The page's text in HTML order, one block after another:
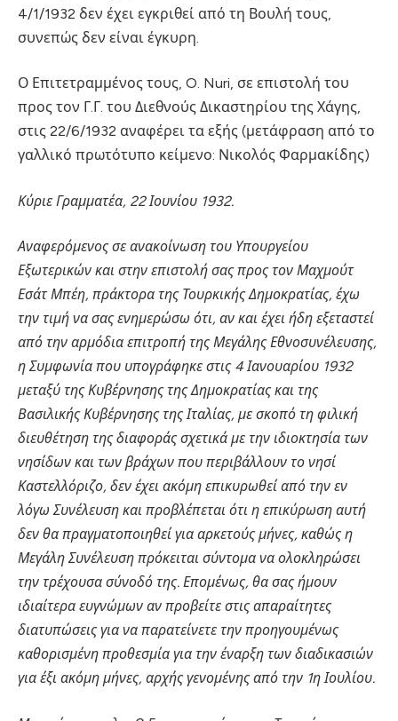
4/1/1932 δεν έχει εγκριθεί από τη Βουλή τους,
συνεπώς δεν είναι έγκυρη.
Ο Επιτετραμμένος τους, O. Nuri, σε επιστολή του
προς τον Γ.Γ. του Διεθνούς Δικαστηρίου της Χάγης,
στις 22/6/1932 αναφέρει τα εξής (μετάφραση από το
γαλλικό πρωτότυπο κείμενο: Νικολός Φαρμακίδης)
Κύριε Γραμματέα, 22 Ιουνίου 1932.
Αναφερόμενος σε ανακοίνωση του Υπουργείου
Εξωτερικών και στην επιστολή σας προς τον Μαχμούτ
Εσάτ Μπέη, πράκτορα της Τουρκικής Δημοκρατίας, έχω
την τιμή να σας ενημερώσω ότι, αν και έχει ήδη εξεταστεί
από την αρμόδια επιτροπή της Μεγάλης Εθνοσυνέλευσης,
η Συμφωνία που υπογράφηκε στις 4 Ιανουαρίου 1932
μεταξύ της Κυβέρνησης της Δημοκρατίας και της
Βασιλικής Κυβέρνησης της Ιταλίας, με σκοπό τη φιλική
διευθέτηση της διαφοράς σχετικά με την ιδιοκτησία των
νησίδων και των βράχων που περιβάλλουν το νησί
Καστελλόριζο, δεν έχει ακόμη επικυρωθεί από την εν
λόγω Συνέλευση και προβλέπεται ότι η επικύρωση αυτή
δεν θα πραγματοποιηθεί για αρκετούς μήνες, καθώς η
Μεγάλη Συνέλευση πρόκειται σύντομα να ολοκληρώσει
την τρέχουσα σύνοδό της. Επομένως, θα σας ήμουν
ιδιαίτερα ευγνώμων αν προβείτε στις απαραίτητες
διατυπώσεις για να παρατείνετε την προηγουμένως
καθορισμένη προθεσμία για την έναρξη των διαδικασιών
για έξι ακόμη μήνες, αρχής γενομένης από την 1η Ιουλίου.